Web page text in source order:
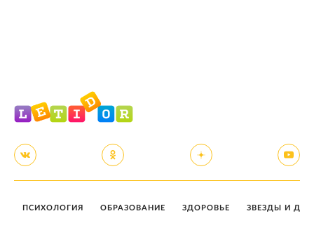
ПСИХОЛОГИЯ ОБРАЗОВАНИЕ ЗДОРОВЬЕ ЗВЕЗДЫ И